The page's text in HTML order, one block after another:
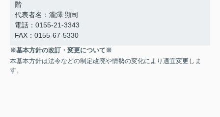
階
代表者名：瀧澤 顕司
電話：0155-21-3343
FAX：0155-67-5330
※基本方針の改訂・変更について※
本基本方針は法令などの制定改廃や情勢の変化により適宜変更しま
す。